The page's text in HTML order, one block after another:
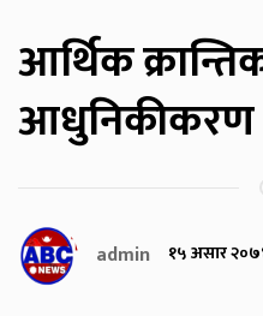
आर्थिक
admin १५ असार